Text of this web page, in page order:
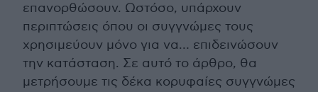
επανορθώσουν. Ωστόσο, υπάρχουν
περιπτώσεις όπου οι συγγνώμες τους
χρησιμεύουν μόνο για να… επιδεινώσουν
την κατάσταση. Σε αυτό το άρθρο, θα
μετρήσουμε τις δέκα κορυφαίες συγγνώμες